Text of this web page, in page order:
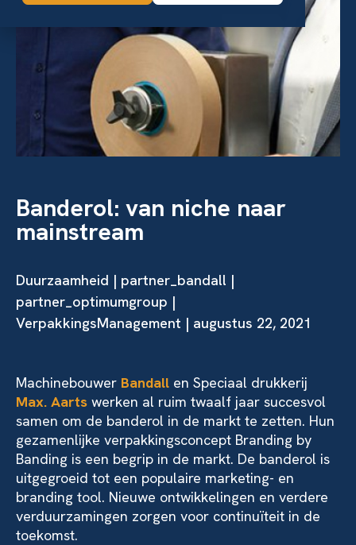
Banderol: van niche naar
mainstream
Duurzaamheid | partner_bandall |
partner_optimumgroup |
VerpakkingsManagement | augustus 22, 2021
Machinebouwer Bandall en Speciaal drukkerij
Max. Aarts werken al ruim twaalf jaar succesvol
samen om de banderol in de markt te zetten. Hun
gezamenlijke verpakkingsconcept Branding by
Banding is een begrip in de markt. De banderol is
uitgegroeid tot een populaire marketing- en
branding tool. Nieuwe ontwikkelingen en verdere
verduurzamingen zorgen voor continuïteit in de
toekomst.